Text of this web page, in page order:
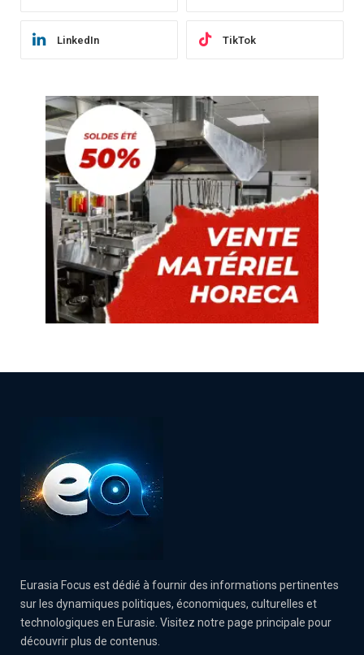
LinkedIn TikTok
Eurasia Focus est dédié à fournir des informations pertinentes
sur les dynamiques politiques, économiques, culturelles et
technologiques en Eurasie. Visitez notre page principale pour
découvrir plus de contenus.